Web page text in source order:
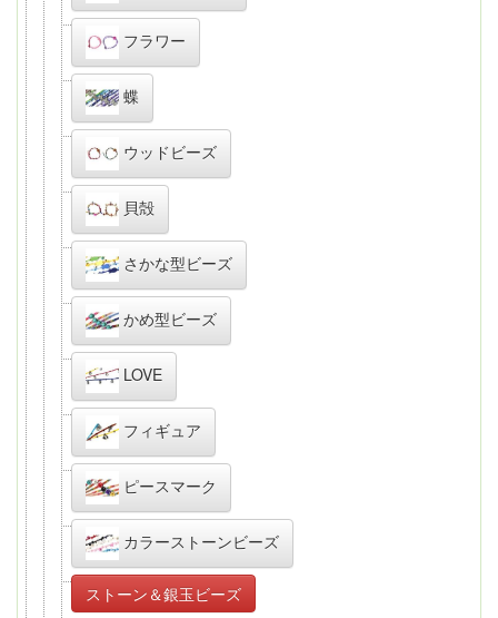
フラワー
蝶
ウッドビーズ
貝殻
さかな型ビーズ
かめ型ビーズ
LOVE
フィギュア
ピースマーク
カラーストーンビーズ
ストーン＆銀玉ビーズ